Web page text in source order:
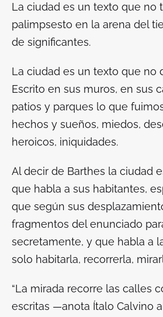
La ciudad es un texto que no
palimpsesto en la arena del
de significantes.
La ciudad es un texto que no
Escrito en sus muros, en sus
patios y parques lo que
hechos y sueños, miedos,
heroicos, iniquidades.
Al decir de Barthes la ciudad
que habla a sus habitantes,
que según sus
fragmentos del enunciado
secretamente, y que habla a
solo habitarla, recorrerla,
“La mirada recorre las calles
escritas —anota Ítalo Calvino